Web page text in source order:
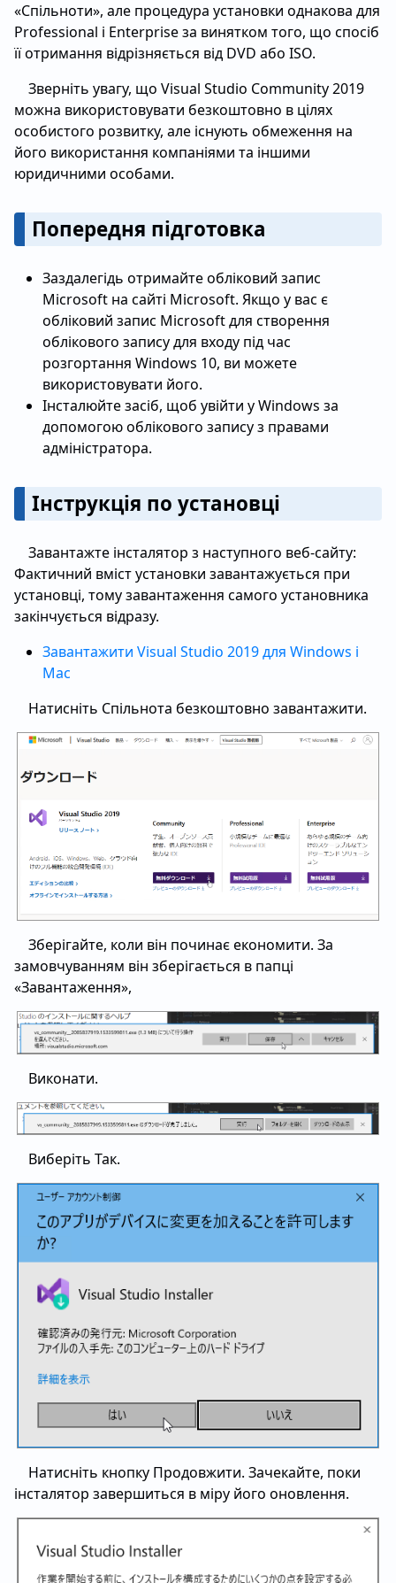
«Спільноти», але процедура установки однакова для
Professional і Enterprise за винятком того, що спосіб
її отримання відрізняється від DVD або ISO.
Зверніть увагу, що Visual Studio Community 2019
можна використовувати безкоштовно в цілях
особистого розвитку, але існують обмеження на
його використання компаніями та іншими
юридичними особами.
Попередня підготовка
Заздалегідь отримайте обліковий запис
Microsoft на сайті Microsoft. Якщо у вас є
обліковий запис Microsoft для створення
облікового запису для входу під час
розгортання Windows 10, ви можете
використовувати його.
Інсталюйте засіб, щоб увійти у Windows за
допомогою облікового запису з правами
адміністратора.
Інструкція по установці
Завантажте інсталятор з наступного веб-сайту:
Фактичний вміст установки завантажується при
установці, тому завантаження самого установника
закінчується відразу.
Завантажити Visual Studio 2019 для Windows і
Mac
Натисніть Спільнота безкоштовно завантажити.
Зберігайте, коли він починає економити. За
замовчуванням він зберігається в папці
«Завантаження»,
Виконати.
Виберіть Так.
Натисніть кнопку Продовжити. Зачекайте, поки
інсталятор завершиться в міру його оновлення.